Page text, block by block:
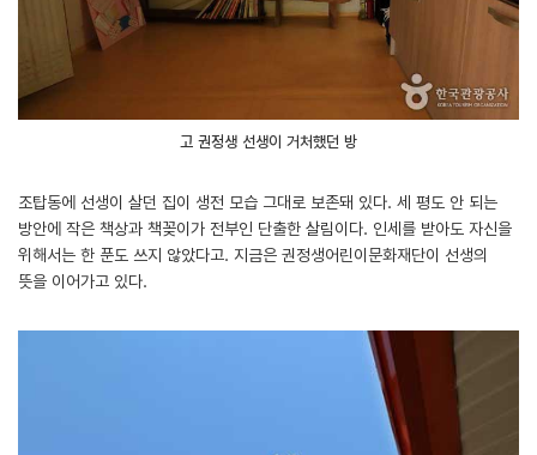
고 권정생 선생이 거처했던 방
조탑동에 선생이 살던 집이 생전 모습 그대로 보존돼 있다. 세 평도 안 되는
방안에 작은 책상과 책꽂이가 전부인 단출한 살림이다. 인세를 받아도 자신을
위해서는 한 푼도 쓰지 않았다고. 지금은 권정생어린이문화재단이 선생의
뜻을 이어가고 있다.